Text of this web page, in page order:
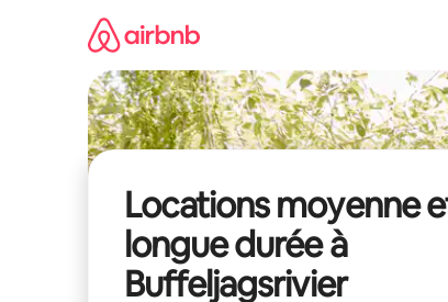
Locations moyenne
longue durée à
Buffeljagsrivier